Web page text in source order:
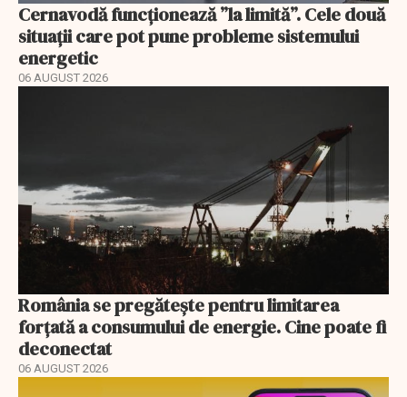
Cernavodă funcționează ”la limită”. Cele două
situații care pot pune probleme sistemului
energetic
06 AUGUST 2026
România se pregătește pentru limitarea
forțată a consumului de energie. Cine poate fi
deconectat
06 AUGUST 2026